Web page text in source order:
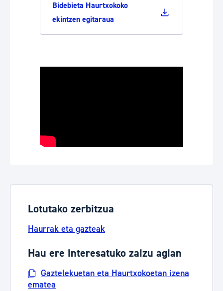
Bidebieta Haurtxokoko
ekintzen egitaraua
Lotutako zerbitzua
Haurrak eta gazteak
Hau ere interesatuko zaizu agian
Gaztelekuetan eta Haurtxokoetan izena
ematea